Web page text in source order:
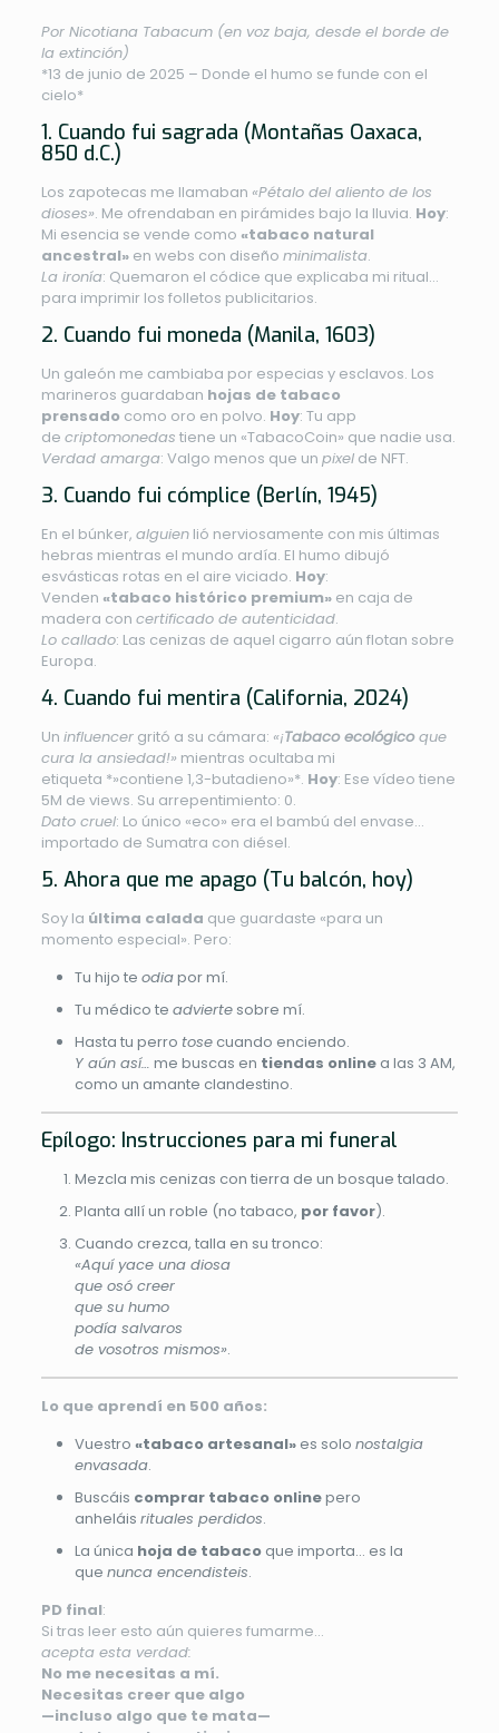
Por Nicotiana Tabacum (en voz baja, desde el borde de
la extinción)
*13 de junio de 2025 – Donde el humo se funde con el
cielo*
1. Cuando fui sagrada (Montañas Oaxaca,
850 d.C.)
Los zapotecas me llamaban «Pétalo del aliento de los
dioses». Me ofrendaban en pirámides bajo la lluvia. Hoy:
Mi esencia se vende como «tabaco natural
ancestral»en webs con diseño minimalista.
La ironía: Quemaron el códice que explicaba mi ritual…
para imprimir los folletos publicitarios.
2. Cuando fui moneda (Manila, 1603)
Un galeón me cambiaba por especias y esclavos. Los
marineros guardaban hojas de tabaco
prensado como oro en polvo. Hoy: Tu app
de criptomonedas tiene un «TabacoCoin» que nadie usa.
Verdad amarga: Valgo menos que un pixelde NFT.
3. Cuando fui cómplice (Berlín, 1945)
En el búnker, alguienlió nerviosamente con mis últimas
hebras mientras el mundo ardía. El humo dibujó
esvásticas rotas en el aire viciado. Hoy:
Venden «tabaco histórico premium»en caja de
madera con certificado de autenticidad.
Lo callado: Las cenizas de aquel cigarro aún flotan sobre
Europa.
4. Cuando fui mentira (California, 2024)
Un influencergritó a su cámara: «¡Tabaco ecológicoque
cura la ansiedad!» mientras ocultaba mi
etiqueta *»contiene 1,3-butadieno»*. Hoy: Ese vídeo tiene
5M de views. Su arrepentimiento: 0.
Dato cruel: Lo único «eco» era el bambú del envase…
importado de Sumatra con diésel.
5. Ahora que me apago (Tu balcón, hoy)
Soy la última calada que guardaste «para un
momento especial». Pero:
Tu hijo te odiapor mí.
Tu médico te adviertesobre mí.
Hasta tu perro tosecuando enciendo.
Y aún así… me buscas en tiendas onlinea las 3 AM,
como un amante clandestino.
Epílogo: Instrucciones para mi funeral
Mezcla mis cenizas con tierra de un bosque talado.
Planta allí un roble (no tabaco, por favor).
Cuando crezca, talla en su tronco:
«Aquí yace una diosa
que osó creer
que su humo
podía salvaros
de vosotros mismos».
Lo que aprendí en 500 años:
Vuestro «tabaco artesanal»es solo nostalgia
envasada.
Buscáis comprar tabaco onlinepero
anheláis rituales perdidos.
La única hoja de tabacoque importa… es la
que nunca encendisteis.
PD final:
Si tras leer esto aún quieres fumarme…
acepta esta verdad:
No me necesitas a mí.
Necesitas creer que algo
—incluso algo que te mata—